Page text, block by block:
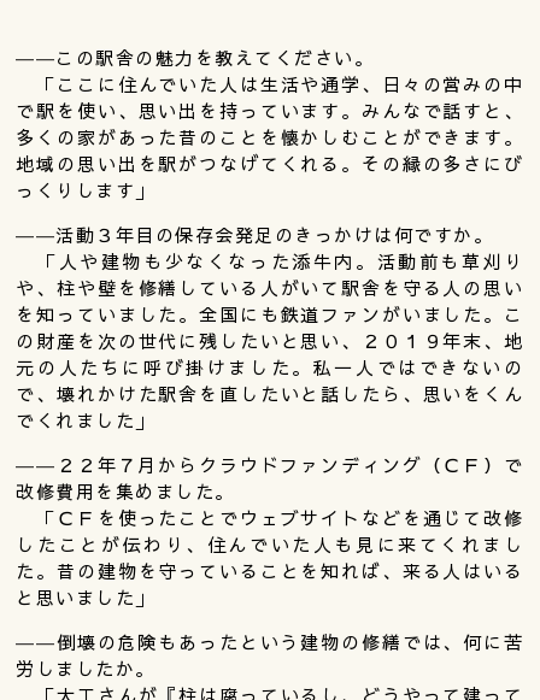
――この駅舎の魅力を教えてください。
「ここに住んでいた人は生活や通学、日々の営みの中
で駅を使い、思い出を持っています。みんなで話すと、
多くの家があった昔のことを懐かしむことができます。
地域の思い出を駅がつなげてくれる。その縁の多さにび
っくりします」
――活動３年目の保存会発足のきっかけは何ですか。
「人や建物も少なくなった添牛内。活動前も草刈り
や、柱や壁を修繕している人がいて駅舎を守る人の思い
を知っていました。全国にも鉄道ファンがいました。こ
の財産を次の世代に残したいと思い、２０１９年末、地
元の人たちに呼び掛けました。私一人ではできないの
で、壊れかけた駅舎を直したいと話したら、思いをくん
でくれました」
――２２年７月からクラウドファンディング（ＣＦ）で
改修費用を集めました。
「ＣＦを使ったことでウェブサイトなどを通じて改修
したことが伝わり、住んでいた人も見に来てくれまし
た。昔の建物を守っていることを知れば、来る人はいる
と思いました」
――倒壊の危険もあったという建物の修繕では、何に苦
労しましたか。
「大工さんが『柱は腐っているし、どうやって建って